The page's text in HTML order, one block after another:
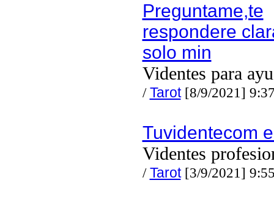
Preguntame,te
respondere
solo min
Videntes para
/Tarot[8/9/2021]
Tuvidentecom
Videntes
/Tarot[3/9/2021]